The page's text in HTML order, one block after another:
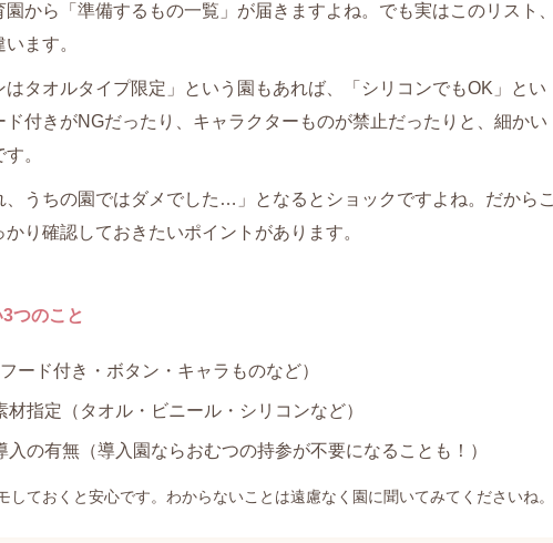
から「準備するもの一覧」が届きますよね。でも実はこのリスト、
ます。
タオルタイプ限定」という園もあれば、「シリコンでもOK」とい
ド付きがNGだったり、キャラクターものが禁止だったりと、細かい
。
うちの園ではダメでした…」となるとショックですよね。だからこ
り確認しておきたいポイントがあります。
つのこと
ード付き・ボタン・キャラものなど）
材指定（タオル・ビニール・シリコンなど）
入の有無（導入園ならおむつの持参が不要になることも！）
しておくと安心です。わからないことは遠慮なく園に聞いてみてくださいね。